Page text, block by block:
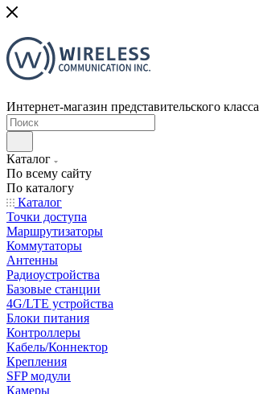
Интернет-магазин представительского класса
Каталог
По всему сайту
По каталогу
Каталог
Точки доступа
Маршрутизаторы
Коммутаторы
Антенны
Радиоустройства
Базовые станции
4G/LTE устройства
Блоки питания
Контроллеры
Кабель/Коннектор
Крепления
SFP модули
Камеры